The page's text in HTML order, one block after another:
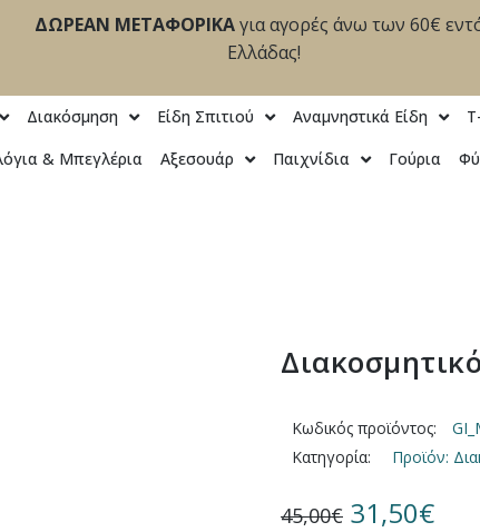
ΔΩΡΕΑΝ ΜΕΤΑΦΟΡΙΚΑγια αγορές άνω των 60€
Ελλάδας!
Διακόσμηση Είδη Σπιτιού Αναμνηστικά Είδη
& Μπεγλέρια
Αξεσουάρ Παιχνίδια Γούρια
Κωδικός προϊόντος:
Κατηγορία:
Προϊόν:
45,00€ 31,50€